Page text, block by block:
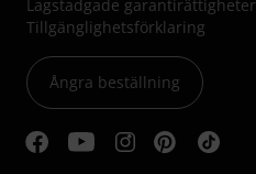
Lagstadgade garantirättigheter
Tillgänglighetsförklaring
Ångra beställning